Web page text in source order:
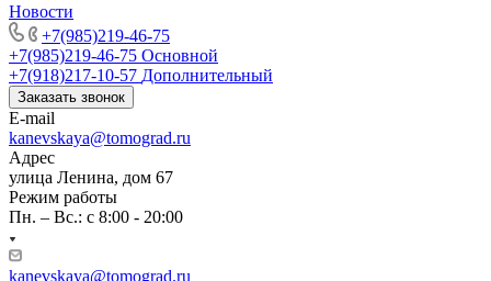
Новости
+7(985)219-46-75
+7(985)219-46-75 Основной
+7(918)217-10-57 Дополнительный
Заказать звонок
E-mail
kanevskaya@tomograd.ru
Адрес
улица Ленина, дом 67
Режим работы
Пн. – Вс.: c 8:00 - 20:00
kanevskaya@tomograd.ru